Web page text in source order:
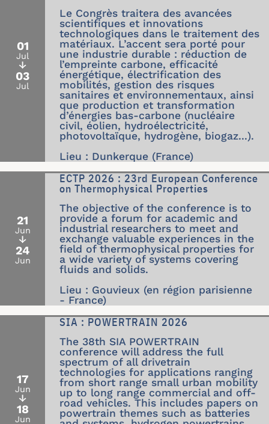
01
Jul
↓
03
Jul
Le Congrès traitera des avancées
scientifiques et innovations
technologiques dans le traitement des
matériaux. L’accent sera porté pour
une industrie durable : réduction de
l’empreinte carbone, efficacité
énergétique, électrification des
mobilités, gestion des risques
sanitaires et environnementaux, ainsi
que production et transformation
d’énergies bas-carbone (nucléaire
civil, éolien, hydroélectricité,
photovoltaïque, hydrogène, biogaz...).
Lieu : Dunkerque (France)
21
Jun
↓
24
Jun
ECTP 2026 : 23rd European Conference
on Thermophysical Properties
The objective of the conference is to
provide a forum for academic and
industrial researchers to meet and
exchange valuable experiences in the
field of thermophysical properties for
a wide variety of systems covering
fluids and solids.
Lieu : Gouvieux (en région parisienne
- France)
17
Jun
↓
18
Jun
SIA : POWERTRAIN 2026
The 38th SIA POWERTRAIN
conference will address the full
spectrum of all drivetrain
technologies for applications ranging
from short range small urban mobility
up to long range commercial and off-
road vehicles. This includes papers on
powertrain themes such as batteries